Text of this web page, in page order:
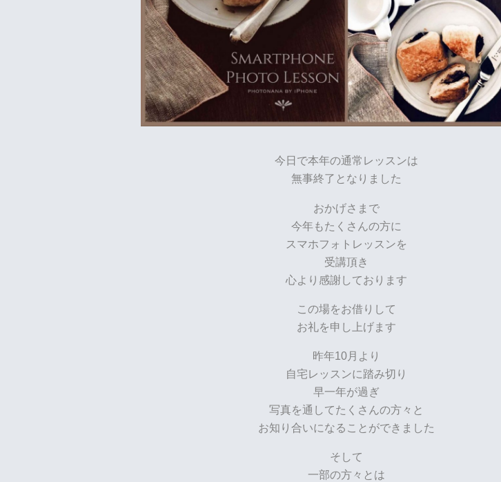
今日で本年の通常レッスンは
無事終了となりました
おかげさまで
今年もたくさんの方に
スマホフォトレッスンを
受講頂き
心より感謝しております
この場をお借りして
お礼を申し上げます
昨年10月より
自宅レッスンに踏み切り
早一年が過ぎ
写真を通してたくさんの方々と
お知り合いになることができました
そして
一部の方々とは